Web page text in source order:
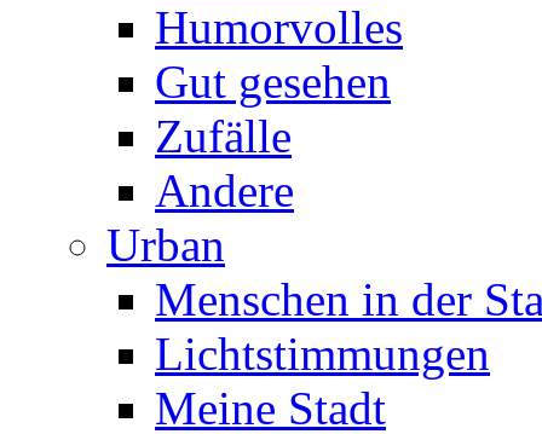
Humorvolles
Gut gesehen
Zufälle
Andere
Urban
Menschen in der
Lichtstimmungen
Meine Stadt